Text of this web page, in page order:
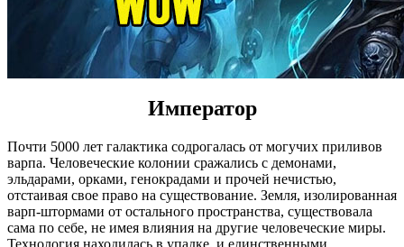
Император
Почти 5000 лет галактика содрогалась от могучих приливов
варпа. Человеческие колонии сражались с демонами,
эльдарами, орками, генокрадами и прочей нечистью,
отстаивая свое право на существование. Земля, изолированная
варп-штормами от остального пространства, существовала
сама по себе, не имея влияния на другие человеческие миры.